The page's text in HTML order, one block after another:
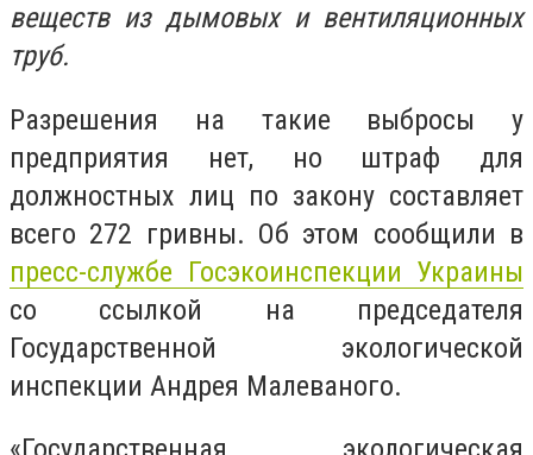
веществ из дымовых и вентиляционных
труб.
Разрешения на такие выбросы у
предприятия нет, но штраф для
должностных лиц по закону составляет
всего 272 гривны. Об этом сообщили в
пресс-службе Госэкоинспекции Украины
со ссылкой на председателя
Государственной экологической
инспекции Андрея Малеваного.